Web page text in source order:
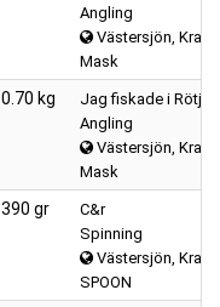
Angling
Västersjön,
Mask
0.70 kg
Jag fiskade i
Angling
Västersjön,
Mask
390 gr
C&r
Spinning
Västersjön,
SPOON